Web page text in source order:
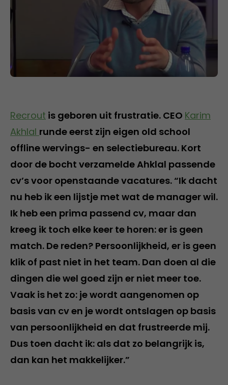
Recrout is geboren uit frustratie. CEO Karim
Akhlal runde eerst zijn eigen old school
offline wervings- en selectiebureau. Kort
door de bocht verzamelde Ahklal passende
cv’s voor openstaande vacatures. “Ik dacht
nu heb ik een lijstje met wat de manager wil.
Ik heb een prima passend cv, maar dan
kreeg ik toch elke keer te horen: er is geen
match. De reden? Persoonlijkheid, er is geen
klik of past niet in het team. Dan doen al die
dingen die wel goed zijn er niet meer toe.
Vaak is het zo: je wordt aangenomen op
basis van cv en je wordt ontslagen op basis
van persoonlijkheid en dat frustreerde mij.
Dus toen dacht ik: als dat zo belangrijk is,
dan kan het makkelijker.”